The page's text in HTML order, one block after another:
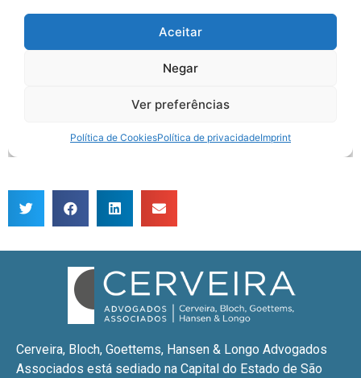
Cerveira, Bloch, Goettems, Hansen & Longo Advogados
Associados está sediado na Capital do Estado de São